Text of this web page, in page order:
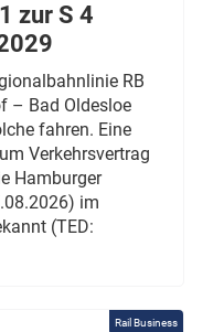
zur S 4
RB
– Bad Oldesloe
fahren. Eine
Verkehrsvertrag
Hamburger
im
(TED:
Rail Business